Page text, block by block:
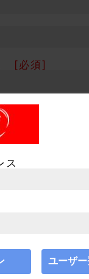
ス
[必須]
20～29歳